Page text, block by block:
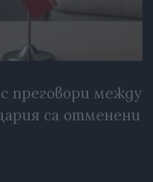
преговори между
са отменени